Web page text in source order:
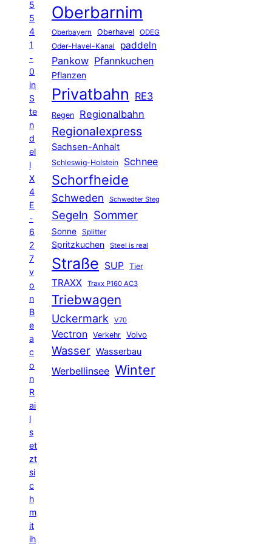
5
5
4
1
-
0
in
S
te
n
d
el
l
X
4
E
-
6
2
7
v
o
n
B
e
a
c
o
n
R
ai
l
s
et
zt
si
c
h
m
it
ih
Oberbarnim
Oberbayern Oberhavel ODEG
Oder-Havel-Kanal paddeln
Pankow Pfannkuchen
Pflanzen
Privatbahn RE3
Regen Regionalbahn
Regionalexpress
Sachsen-Anhalt
Schleswig-Holstein Schnee
Schorfheide
Schweden Schwedter Steg
Segeln Sommer
Sonne Splitter
Spritzkuchen Steel is real
Straße SUP Tier
TRAXX Traxx P160 AC3
Triebwagen
Uckermark V70
Vectron Verkehr Volvo
Wasser Wasserbau
Werbellinsee Winter